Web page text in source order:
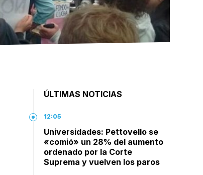
ÚLTIMAS NOTICIAS
12:05
Universidades: Pettovello se
«comió» un 28% del aumento
ordenado por la Corte
Suprema y vuelven los paros